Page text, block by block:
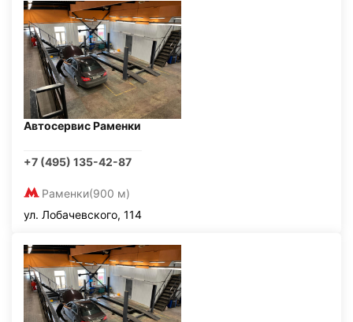
Автосервис Раменки
+7 (495) 135-42-87
Раменки(900 м)
ул. Лобачевского, 114